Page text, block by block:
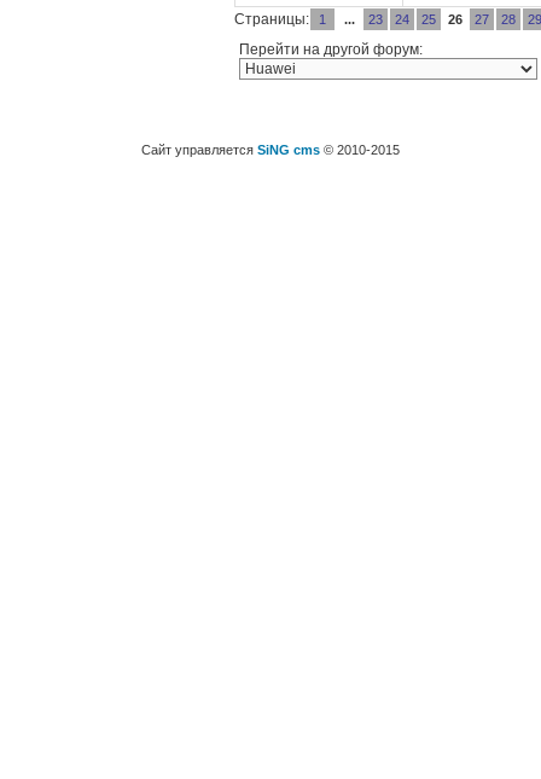
Страницы: 1 ... 23 24 25 26 27 28 29
Перейти на другой форум:
Сайт управляется SiNG cms © 2010-2015